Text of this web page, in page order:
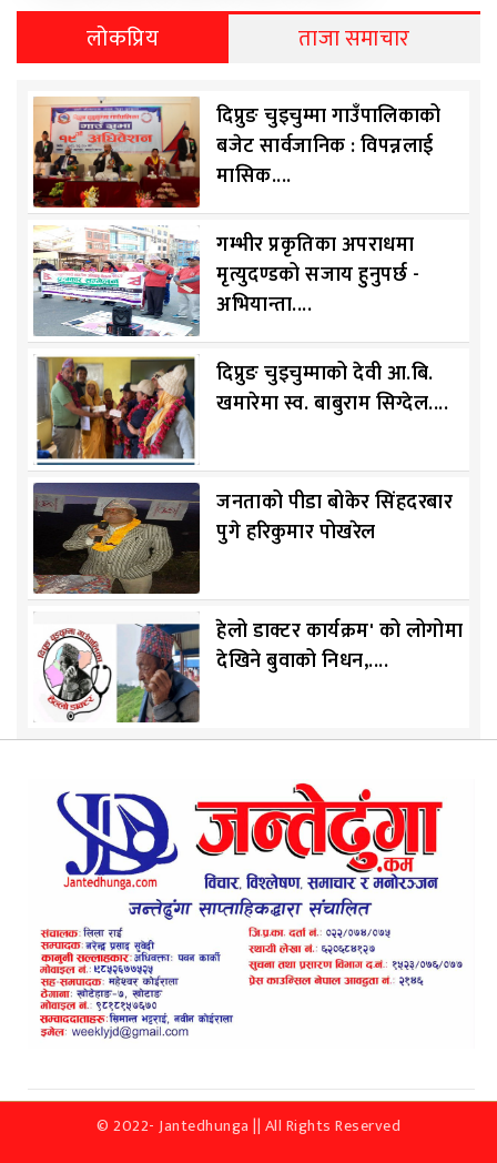
लोकप्रिय ताजा समाचार
दिप्रुङ चुइचुम्मा गाउँपालिकाको
बजेट सार्वजानिक : विपन्नलाई
मासिक....
गम्भीर प्रकृतिका अपराधमा
मृत्युदण्डको सजाय हुनुपर्छ -
अभियान्ता....
दिप्रुङ चुइचुम्माको देवी आ.बि.
खमारेमा स्व. बाबुराम सिग्देल....
जनताको पीडा बोकेर सिंहदरबार
पुगे हरिकुमार पोखरेल
हेलो डाक्टर कार्यक्रम' को लोगोमा
देखिने बुवाको निधन,....
© 2022- Jantedhunga || All Rights Reserved